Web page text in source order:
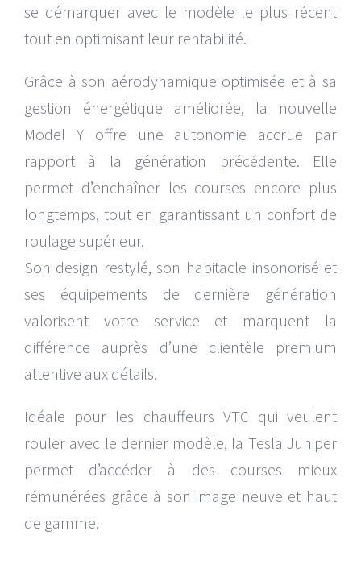
se démarquer avec le modèle le plus récent
tout en optimisant leur rentabilité.
Grâce à son aérodynamique optimisée et à sa
gestion énergétique améliorée, la nouvelle
Model Y offre une autonomie accrue par
rapport à la génération précédente. Elle
permet d’enchaîner les courses encore plus
longtemps, tout en garantissant un confort de
roulage supérieur.
Son design restylé, son habitacle insonorisé et
ses équipements de dernière génération
valorisent votre service et marquent la
différence auprès d’une clientèle premium
attentive aux détails.
Idéale pour les chauffeurs VTC qui veulent
rouler avec le dernier modèle, la Tesla Juniper
permet d’accéder à des courses mieux
rémunérées grâce à son image neuve et haut
de gamme.